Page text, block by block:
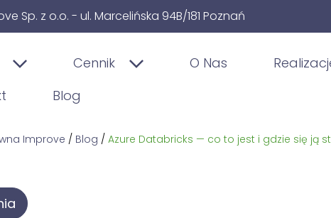
Sp. z o.o. - ul. Marcelińska 94B/181 Poznań
Cennik O Nas
Blog
Improve / Blog /Azure Databricks — co to jest i gdzie się ją